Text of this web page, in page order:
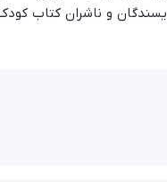
و ناشران کتاب کودک